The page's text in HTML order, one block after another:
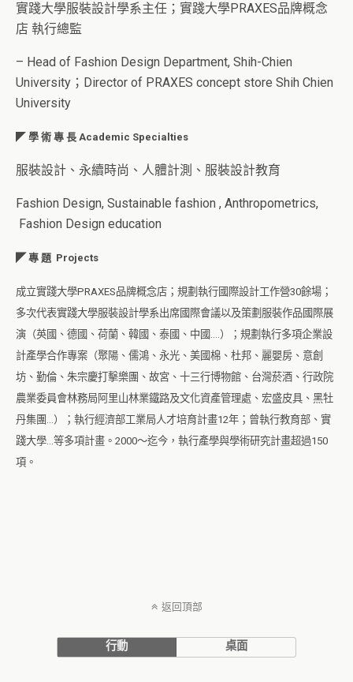
實踐大學服裝設計學系主任；實踐大學PRAXES品牌概念
店 執行總監
– Head of Fashion Design Department, Shih-Chien
University；Director of PRAXES concept store Shih Chien
University
◤ 學 術 專 長 Academic Specialties
服裝設計、永續時尚、人體計測、服裝設計教育
Fashion Design, Sustainable fashion , Anthropometrics,
Fashion Design education
◤ 專 題 Projects
成立實踐大學PRAXES品牌概念店；規劃執行國際設計工作營30餘場；
多次代表實踐大學服裝設計學系出席國際會議以及策劃服裝作品國際展
演（英國、德國、荷蘭、韓國、泰國、中國 ….）；規劃執行多項企業設
計產學合作專案（聚陽、儒鴻、永光、美國棉、杜邦、麗嬰房、意創
坊、勤倫、朱宗慶打擊樂團、故宮、十三行博物館、台灣菸酒、行政院
農業委員會林務局阿里山林業鐵路及文化資產管理處、宏盛皮具、黑牡
丹集團 …）；執行經濟部工業局人才培育計畫12年；曾執行教育部、實
踐大學…等多項計畫。 2000～迄今，執行產學與學術研究計畫超過150
項。
返回頂部
行動 桌面